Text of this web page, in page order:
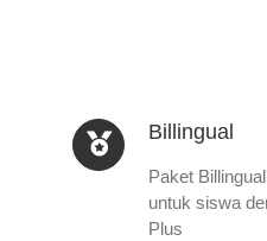
Billingual
Paket
untuk siswa
Plus